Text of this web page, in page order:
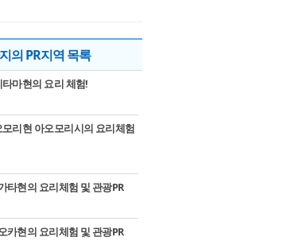
의 PR지역 목록
마현의 요리 체험!
모리현 아오모리시의 요리체험
타현의 요리체험 및 관광PR
카현의 요리체험 및 관광PR